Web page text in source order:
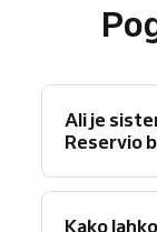
Ali je
Reservio
Kako